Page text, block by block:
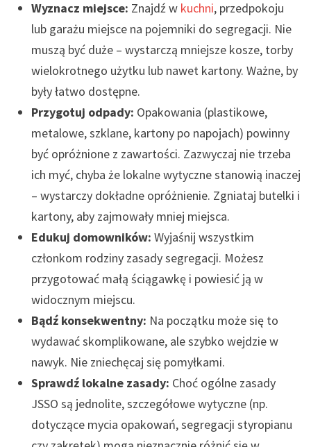
Wyznacz miejsce: Znajdź w kuchni, przedpokoju
lub garażu miejsce na pojemniki do segregacji. Nie
muszą być duże – wystarczą mniejsze kosze, torby
wielokrotnego użytku lub nawet kartony. Ważne, by
były łatwo dostępne.
Przygotuj odpady: Opakowania (plastikowe,
metalowe, szklane, kartony po napojach) powinny
być opróżnione z zawartości. Zazwyczaj nie trzeba
ich myć, chyba że lokalne wytyczne stanowią inaczej
– wystarczy dokładne opróżnienie. Zgniataj butelki i
kartony, aby zajmowały mniej miejsca.
Edukuj domowników: Wyjaśnij wszystkim
członkom rodziny zasady segregacji. Możesz
przygotować małą ściągawkę i powiesić ją w
widocznym miejscu.
Bądź konsekwentny: Na początku może się to
wydawać skomplikowane, ale szybko wejdzie w
nawyk. Nie zniechęcaj się pomyłkami.
Sprawdź lokalne zasady: Choć ogólne zasady
JSSO są jednolite, szczegółowe wytyczne (np.
dotyczące mycia opakowań, segregacji styropianu